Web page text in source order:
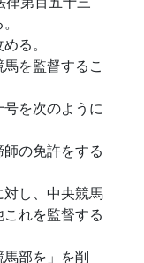
る。
を監督するこ
を次のように
の免許をする
し、中央競馬
れを監督する
部を」を削